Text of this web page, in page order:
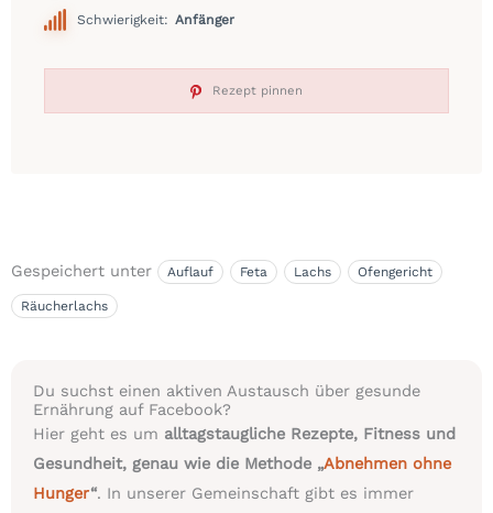
Schwierigkeit: Anfänger
Rezept pinnen
Gespeichert unter Auflauf Feta Lachs Ofengericht
Räucherlachs
Du suchst einen aktiven Austausch über gesunde
Ernährung auf Facebook?
Hier geht es um alltagstaugliche Rezepte, Fitness und
Gesundheit, genau wie die Methode „Abnehmen ohne
Hunger“. In unserer Gemeinschaft gibt es immer